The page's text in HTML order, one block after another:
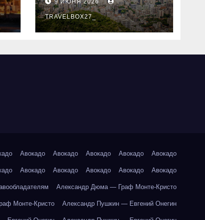
знали
9 ИЮНЯ 2026
TRAVELBOX27_
Авокадо Авокадо Авокадо Авокадо Авокадо
Авокадо Авокадо Авокадо Авокадо Авокадо
Александр Дюма — Граф Монте-Кристо
Монте-Кристо Александр Пушкин — Евгений Онегин